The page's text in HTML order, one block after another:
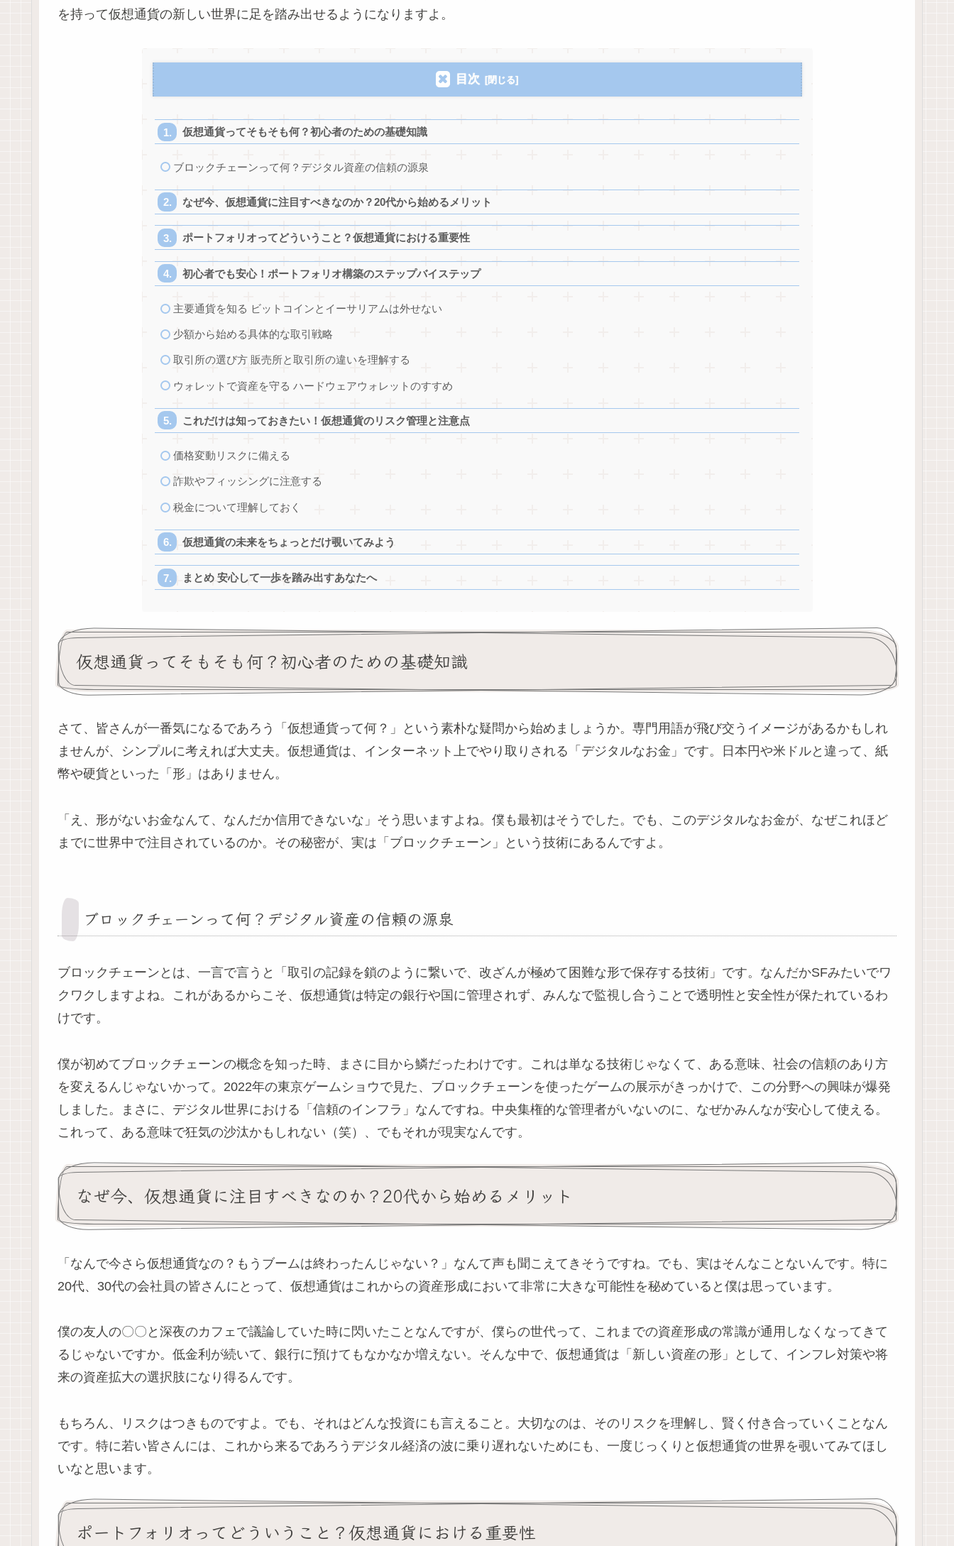
を持って仮想通貨の新しい世界に足を踏み出せるようになりますよ。
目次
仮想通貨ってそもそも何？初心者のための基礎知識
ブロックチェーンって何？デジタル資産の信頼の源泉
なぜ今、仮想通貨に注目すべきなのか？20代から始めるメリット
ポートフォリオってどういうこと？仮想通貨における重要性
初心者でも安心！ポートフォリオ構築のステップバイステップ
主要通貨を知る ビットコインとイーサリアムは外せない
少額から始める具体的な取引戦略
取引所の選び方 販売所と取引所の違いを理解する
ウォレットで資産を守る ハードウェアウォレットのすすめ
これだけは知っておきたい！仮想通貨のリスク管理と注意点
価格変動リスクに備える
詐欺やフィッシングに注意する
税金について理解しておく
仮想通貨の未来をちょっとだけ覗いてみよう
まとめ 安心して一歩を踏み出すあなたへ
仮想通貨ってそもそも何？初心者のための基礎知識
さて、皆さんが一番気になるであろう「仮想通貨って何？」という素朴な疑問から始めましょうか。専門用語が飛び交うイメージがあるかもしれ
ませんが、シンプルに考えれば大丈夫。仮想通貨は、インターネット上でやり取りされる「デジタルなお金」です。日本円や米ドルと違って、紙
幣や硬貨といった「形」はありません。
「え、形がないお金なんて、なんだか信用できないな」そう思いますよね。僕も最初はそうでした。でも、このデジタルなお金が、なぜこれほど
までに世界中で注目されているのか。その秘密が、実は「ブロックチェーン」という技術にあるんですよ。
ブロックチェーンって何？デジタル資産の信頼の源泉
ブロックチェーンとは、一言で言うと「取引の記録を鎖のように繋いで、改ざんが極めて困難な形で保存する技術」です。なんだかSFみたいでワ
クワクしますよね。これがあるからこそ、仮想通貨は特定の銀行や国に管理されず、みんなで監視し合うことで透明性と安全性が保たれているわ
けです。
僕が初めてブロックチェーンの概念を知った時、まさに目から鱗だったわけです。これは単なる技術じゃなくて、ある意味、社会の信頼のあり方
を変えるんじゃないかって。2022年の東京ゲームショウで見た、ブロックチェーンを使ったゲームの展示がきっかけで、この分野への興味が爆発
しました。まさに、デジタル世界における「信頼のインフラ」なんですね。中央集権的な管理者がいないのに、なぜかみんなが安心して使える。
これって、ある意味で狂気の沙汰かもしれない（笑）、でもそれが現実なんです。
なぜ今、仮想通貨に注目すべきなのか？20代から始めるメリット
「なんで今さら仮想通貨なの？もうブームは終わったんじゃない？」なんて声も聞こえてきそうですね。でも、実はそんなことないんです。特に
20代、30代の会社員の皆さんにとって、仮想通貨はこれからの資産形成において非常に大きな可能性を秘めていると僕は思っています。
僕の友人の〇〇と深夜のカフェで議論していた時に閃いたことなんですが、僕らの世代って、これまでの資産形成の常識が通用しなくなってきて
るじゃないですか。低金利が続いて、銀行に預けてもなかなか増えない。そんな中で、仮想通貨は「新しい資産の形」として、インフレ対策や将
来の資産拡大の選択肢になり得るんです。
もちろん、リスクはつきものですよ。でも、それはどんな投資にも言えること。大切なのは、そのリスクを理解し、賢く付き合っていくことなん
です。特に若い皆さんには、これから来るであろうデジタル経済の波に乗り遅れないためにも、一度じっくりと仮想通貨の世界を覗いてみてほし
いなと思います。
ポートフォリオってどういうこと？仮想通貨における重要性